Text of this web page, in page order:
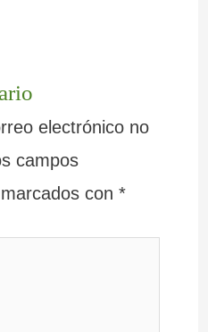
electrónico no
campos
con *